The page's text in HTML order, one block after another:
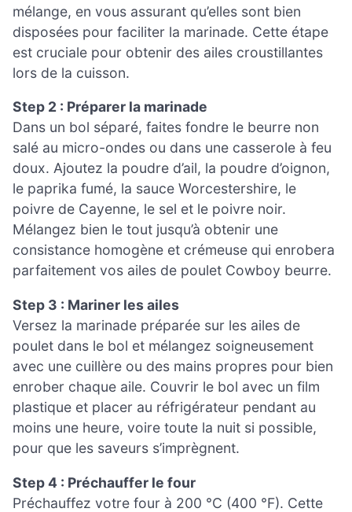
mélange, en vous assurant qu’elles sont bien
disposées pour faciliter la marinade. Cette étape
est cruciale pour obtenir des ailes croustillantes
lors de la cuisson.
Step 2 : Préparer la marinade
Dans un bol séparé, faites fondre le beurre non
salé au micro-ondes ou dans une casserole à feu
doux. Ajoutez la poudre d’ail, la poudre d’oignon,
le paprika fumé, la sauce Worcestershire, le
poivre de Cayenne, le sel et le poivre noir.
Mélangez bien le tout jusqu’à obtenir une
consistance homogène et crémeuse qui enrobera
parfaitement vos ailes de poulet Cowboy beurre.
Step 3 : Mariner les ailes
Versez la marinade préparée sur les ailes de
poulet dans le bol et mélangez soigneusement
avec une cuillère ou des mains propres pour bien
enrober chaque aile. Couvrir le bol avec un film
plastique et placer au réfrigérateur pendant au
moins une heure, voire toute la nuit si possible,
pour que les saveurs s’imprègnent.
Step 4 : Préchauffer le four
Préchauffez votre four à 200 °C (400 °F). Cette